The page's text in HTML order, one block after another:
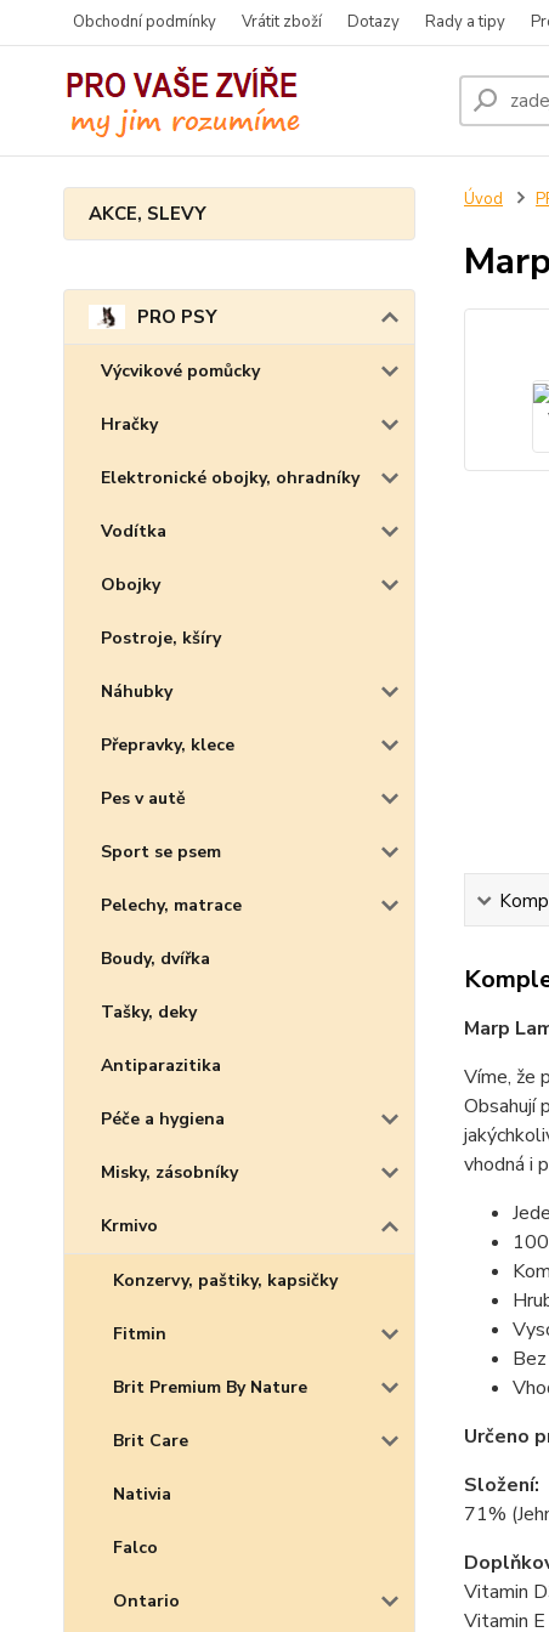
Obchodní podmínky Vrátit zboží Dotazy Rady a tipy
AKCE, SLEVY
PRO PSY
Výcvikové pomůcky
Hračky
Elektronické obojky, ohradníky
Vodítka
Obojky
Postroje, kšíry
Náhubky
Přepravky, klece
Pes v autě
Sport se psem
Pelechy, matrace
Boudy, dvířka
Tašky, deky
Antiparazitika
Péče a hygiena
Misky, zásobníky
Krmivo
Konzervy, paštiky, kapsičky
Fitmin
Brit Premium By Nature
Brit Care
Nativia
Falco
Ontario
Úvod
Marp
Víme, že
Obsahují
vhodná i
Určeno
Složení:
71%
Vitamin
Vitamin